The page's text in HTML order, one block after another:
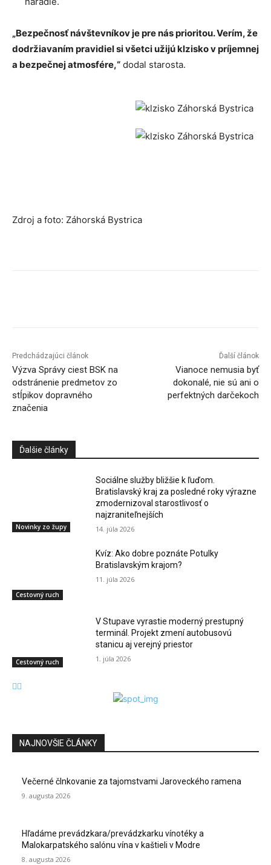
„Bezpečnosť návštevníkov je pre nás prioritou. Verím, že
dodržiavaním pravidiel si všetci užijú klzisko v príjemnej
a bezpečnej atmosfére,“ dodal starosta.
Zdroj a foto: Záhorská Bystrica
Predchádzajúci článok
Výzva Správy ciest BSK na
odstránenie predmetov zo
stĺpikov dopravného
značenia
Ďalší článok
Vianoce nemusia byť
dokonalé, nie sú ani o
perfektných darčekoch
Ďalšie články
Novinky zo župy
Sociálne služby bližšie k ľuďom.
Bratislavský kraj za posledné roky výrazne
zmodernizoval starostlivosť o
najzraniteľnejších
14. júla 2026
Cestovný ruch
Kvíz: Ako dobre poznáte Potulky
Bratislavským krajom?
11. júla 2026
Cestovný ruch
V Stupave vyrastie moderný prestupný
terminál. Projekt zmení autobusovú
stanicu aj verejný priestor
1. júla 2026
NAJNOVŠIE ČLÁNKY
Večerné člnkovanie za tajomstvami Jaroveckého ramena
9. augusta 2026
Hľadáme prevádzkara/prevádzkarku vínotéky a
Malokarpatského salónu vína v kaštieli v Modre
8. augusta 2026